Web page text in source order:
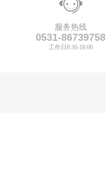
服务热线
0531-86739758
工作日8:30-18:00